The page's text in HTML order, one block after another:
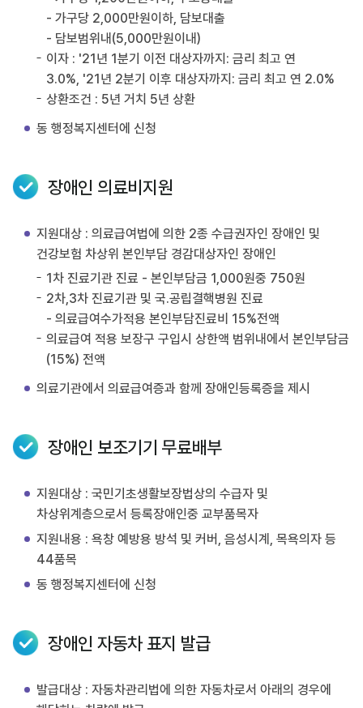
- 가구당 2,000만원이하, 담보대출
- 담보범위내(5,000만원이내)
이자 : '21년 1분기 이전 대상자까지: 금리 최고 연
3.0%, '21년 2분기 이후 대상자까지: 금리 최고 연 2.0%
상환조건 : 5년 거치 5년 상환
동 행정복지센터에 신청
장애인 의료비지원
지원대상 : 의료급여법에 의한 2종 수급권자인 장애인 및
건강보험 차상위 본인부담 경감대상자인 장애인
1차 진료기관 진료 - 본인부담금 1,000원중 750원
2차,3차 진료기관 및 국.공립결핵병원 진료
- 의료급여수가적용 본인부담진료비 15%전액
의료급여 적용 보장구 구입시 상한액 범위내에서 본인부담금
(15%) 전액
의료기관에서 의료급여증과 함께 장애인등록증을 제시
장애인 보조기기 무료배부
지원대상 : 국민기초생활보장법상의 수급자 및
차상위계층으로서 등록장애인중 교부품목자
지원내용 : 욕창 예방용 방석 및 커버, 음성시계, 목욕의자 등
44품목
동 행정복지센터에 신청
장애인 자동차 표지 발급
발급대상 : 자동차관리법에 의한 자동차로서 아래의 경우에